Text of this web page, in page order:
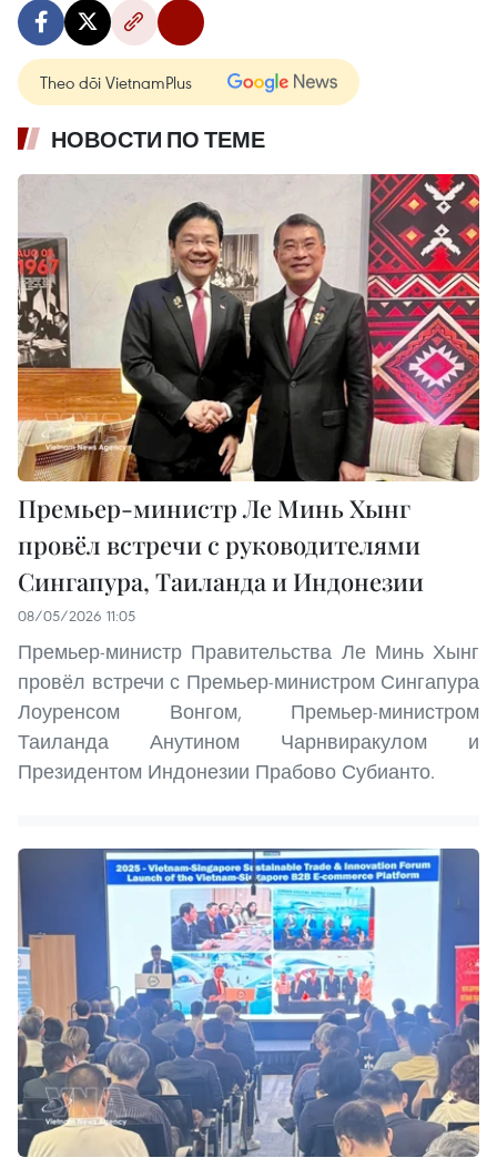
Theo dõi VietnamPlus
НОВОСТИ ПО ТЕМЕ
Премьер-министр Ле Минь Хынг
провёл встречи с руководителями
Сингапура, Таиланда и Индонезии
08/05/2026 11:05
Премьер-министр Правительства Ле Минь Хынг
провёл встречи с Премьер-министром Сингапура
Лоуренсом Вонгом, Премьер-министром
Таиланда Анутином Чарнвиракулом и
Президентом Индонезии Прабово Субианто.